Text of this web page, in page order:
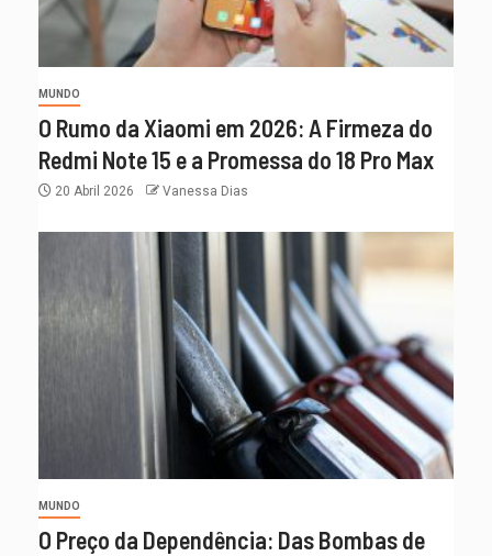
MUNDO
O Rumo da Xiaomi em 2026: A Firmeza do
Redmi Note 15 e a Promessa do 18 Pro Max
20 Abril 2026 Vanessa Dias
MUNDO
O Preço da Dependência: Das Bombas de